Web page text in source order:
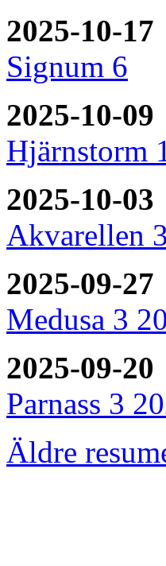
2025-10-17
Signum 6
2025-10-09
Hjärnstorm
2025-10-03
Akvarellen
2025-09-27
Medusa 3
2025-09-20
Parnass 3
Äldre